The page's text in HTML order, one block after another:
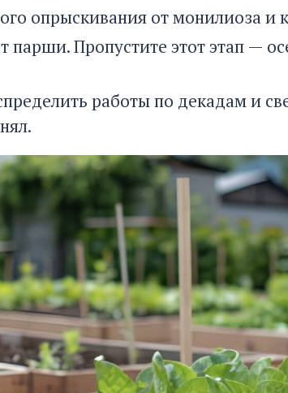
опрыскивания от монилиоза и
парши. Пропустите этот этап —
работы по декадам и